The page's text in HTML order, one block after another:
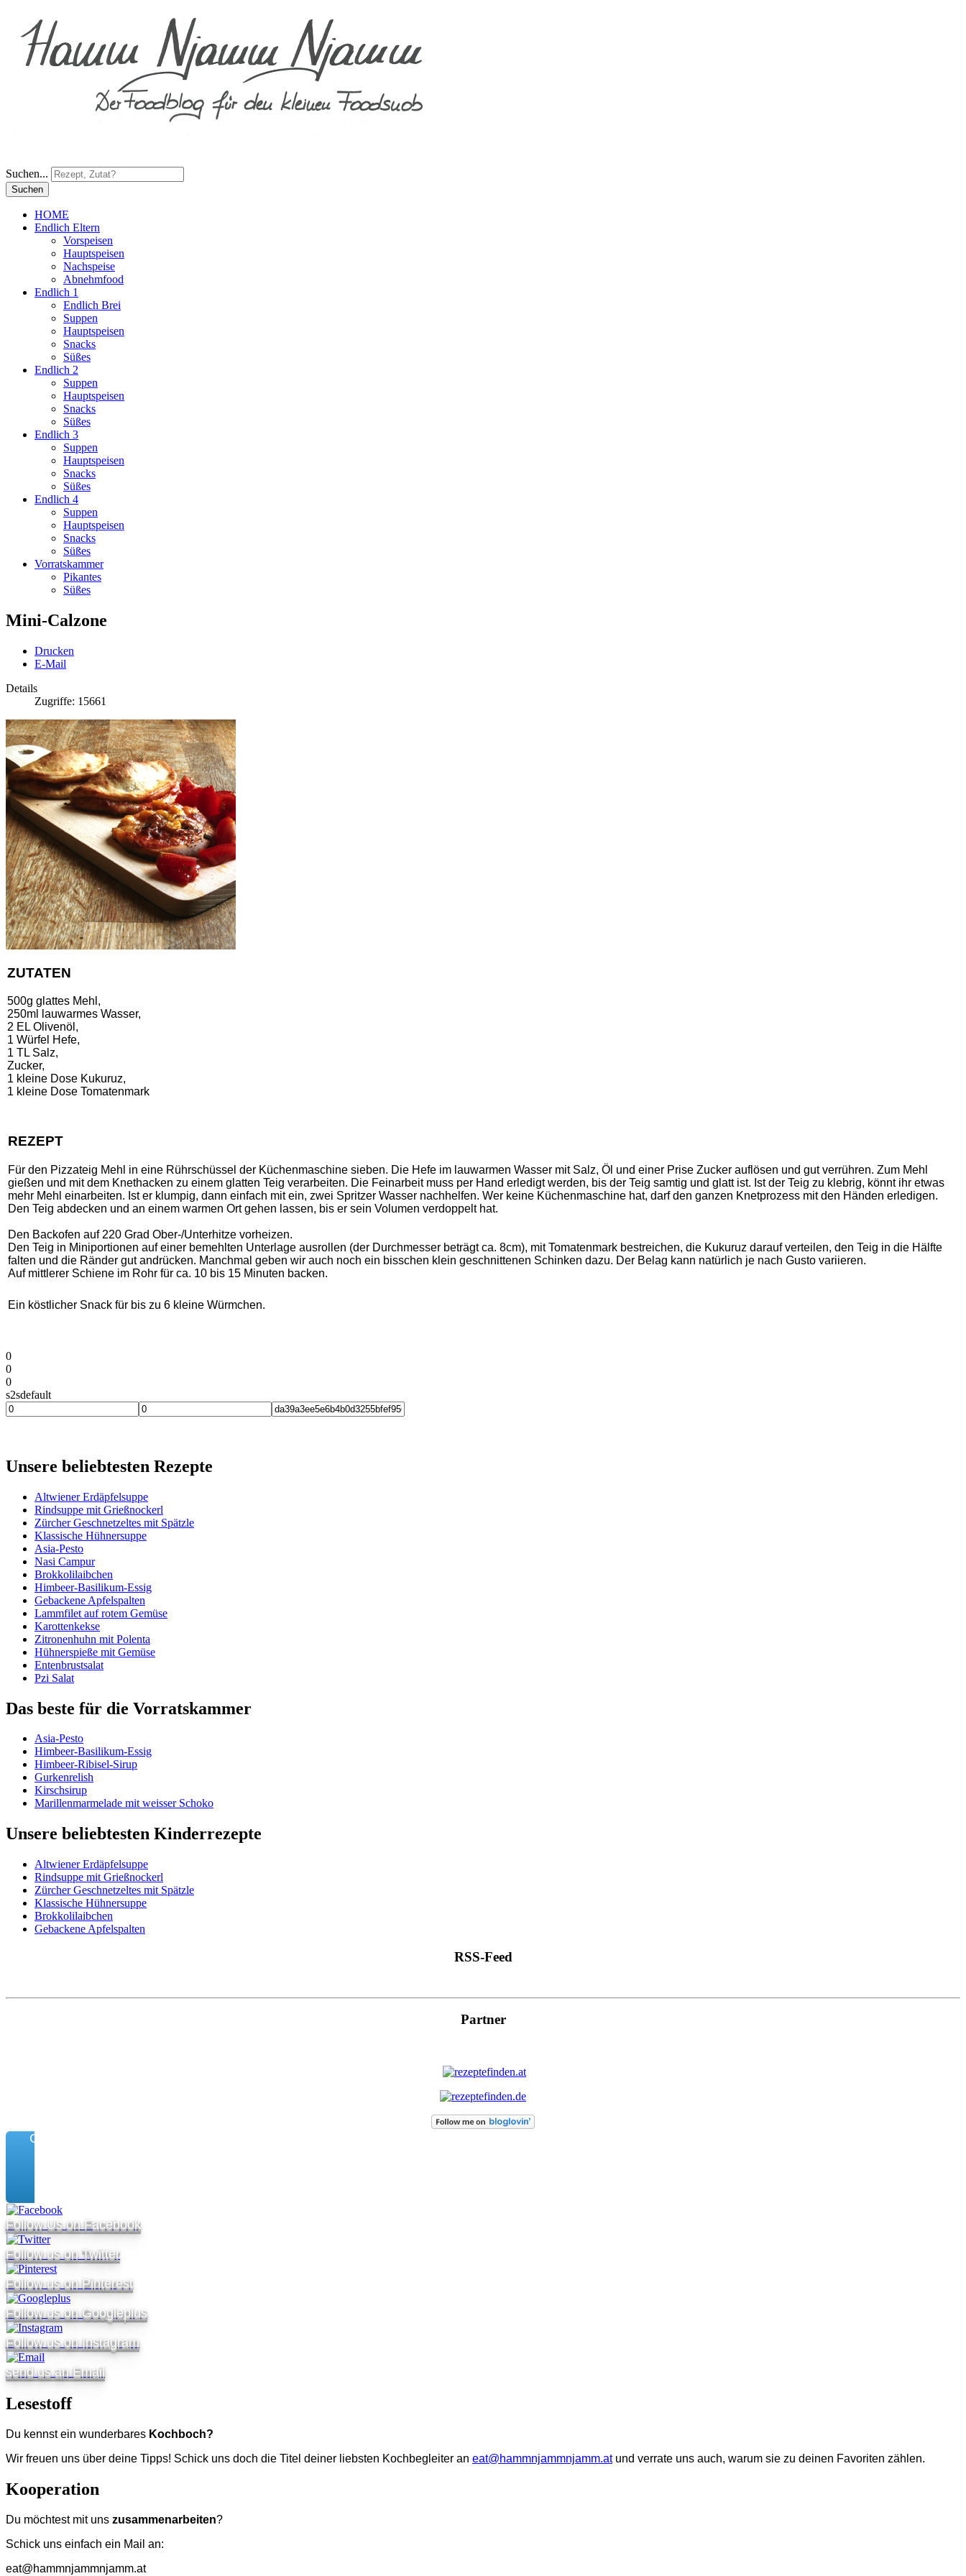
Suchen...
Suchen
HOME
Endlich Eltern
Vorspeisen
Hauptspeisen
Nachspeise
Abnehmfood
Endlich 1
Endlich Brei
Suppen
Hauptspeisen
Snacks
Süßes
Endlich 2
Suppen
Hauptspeisen
Snacks
Süßes
Endlich 3
Suppen
Hauptspeisen
Snacks
Süßes
Endlich 4
Suppen
Hauptspeisen
Snacks
Süßes
Vorratskammer
Pikantes
Süßes
Mini-Calzone
Drucken
E-Mail
Details
Zugriffe: 15661
ZUTATEN
500g glattes Mehl,
250ml lauwarmes Wasser,
2 EL Olivenöl,
1 Würfel Hefe,
1 TL Salz,
Zucker,
1 kleine Dose Kukuruz,
1 kleine Dose Tomatenmark
REZEPT
Für den Pizzateig Mehl in eine Rührschüssel der Küchenmaschine sieben. Die Hefe im lauwarmen Wasser mit Salz, Öl und einer Prise Zucker auflösen und gut verrühren. Zum Mehl
gießen und mit dem Knethacken zu einem glatten Teig verarbeiten. Die Feinarbeit muss per Hand erledigt werden, bis der Teig samtig und glatt ist. Ist der Teig zu klebrig, könnt ihr etwas
mehr Mehl einarbeiten. Ist er klumpig, dann einfach mit ein, zwei Spritzer Wasser nachhelfen. Wer keine Küchenmaschine hat, darf den ganzen Knetprozess mit den Händen erledigen.
Den Teig abdecken und an einem warmen Ort gehen lassen, bis er sein Volumen verdoppelt hat.
Den Backofen auf 220 Grad Ober-/Unterhitze vorheizen.
Den Teig in Miniportionen auf einer bemehlten Unterlage ausrollen (der Durchmesser beträgt ca. 8cm), mit Tomatenmark bestreichen, die Kukuruz darauf verteilen, den Teig in die Hälfte
falten und die Ränder gut andrücken. Manchmal geben wir auch noch ein bisschen klein geschnittenen Schinken dazu. Der Belag kann natürlich je nach Gusto variieren.
Auf mittlerer Schiene im Rohr für ca. 10 bis 15 Minuten backen.
Ein köstlicher Snack für bis zu 6 kleine Würmchen.
0
0
0
s2sdefault
Unsere beliebtesten Rezepte
Altwiener Erdäpfelsuppe
Rindsuppe mit Grießnockerl
Zürcher Geschnetzeltes mit Spätzle
Klassische Hühnersuppe
Asia-Pesto
Nasi Campur
Brokkolilaibchen
Himbeer-Basilikum-Essig
Gebackene Apfelspalten
Lammfilet auf rotem Gemüse
Karottenkekse
Zitronenhuhn mit Polenta
Hühnerspieße mit Gemüse
Entenbrustsalat
Pzi Salat
Das beste für die Vorratskammer
Asia-Pesto
Himbeer-Basilikum-Essig
Himbeer-Ribisel-Sirup
Gurkenrelish
Kirschsirup
Marillenmarmelade mit weisser Schoko
Unsere beliebtesten Kinderrezepte
Altwiener Erdäpfelsuppe
Rindsuppe mit Grießnockerl
Zürcher Geschnetzeltes mit Spätzle
Klassische Hühnersuppe
Brokkolilaibchen
Gebackene Apfelspalten
RSS-Feed
Partner
Connect
Follow Us on Facebook
Follow us on Twitter
Follow us on Pinterest
Follow us on Googleplus
Follow us on Instagram
send us an Email
Lesestoff
Du kennst ein wunderbares Kochboch?
Wir freuen uns über deine Tipps! Schick uns doch die Titel deiner liebsten Kochbegleiter an eat@hammnjammnjamm.atund verrate uns auch, warum sie zu deinen Favoriten zählen.
Kooperation
Du möchtest mit uns zusammenarbeiten?
Schick uns einfach ein Mail an:
eat@hammnjammnjamm.at